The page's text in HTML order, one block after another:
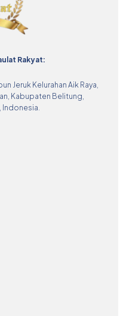
Rakyat:
Jeruk Kelurahan Aik Raya,
Kabupaten Belitung,
Indonesia.